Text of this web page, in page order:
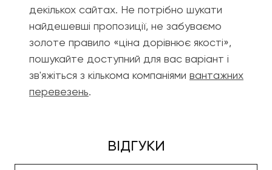
декількох сайтах. Не потрібно шукати
найдешевші пропозиції, не забуваємо
золоте правило «ціна дорівнює якості»,
пошукайте доступний для вас варіант і
зв'яжіться з кількома компаніями вантажних
перевезень.
ВІДГУКИ